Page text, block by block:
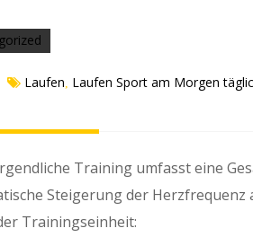
Laufen Laufen Sport am Morgen
Training umfasst eine
Steigerung der Herzfrequenz
Trainingseinheit: